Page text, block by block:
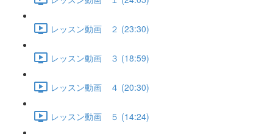
レッスン動画 ２ (23:30)
レッスン動画 ３ (18:59)
レッスン動画 ４ (20:30)
レッスン動画 ５ (14:24)